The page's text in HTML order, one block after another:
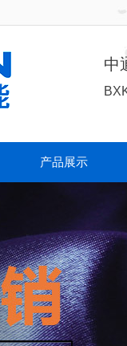
中
产品展示